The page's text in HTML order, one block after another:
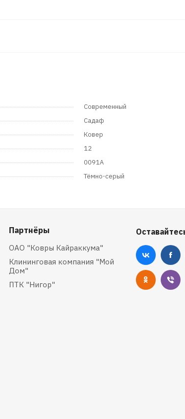
Современный
Садаф
Ковер
12
0091A
Тёмно-серый
Партнёры
ОАО "Ковры Кайраккума"
Клининговая компания "Мой
Дом"
ПТК "Нигор"